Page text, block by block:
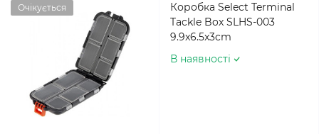
Очікується
Коробка Select Terminal
Tackle Box SLHS-003
9.9x6.5x3cm
В наявності